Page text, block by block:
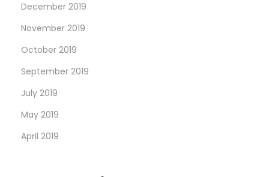
December 2019
November 2019
October 2019
September 2019
July 2019
May 2019
April 2019